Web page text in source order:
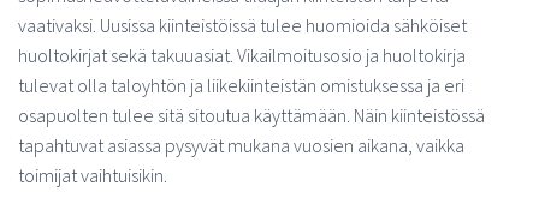
m
vaativaksi. Uusissa kiinteistöissä tulee huomioida sähköiset
huoltokirjat sekä takuuasiat. Vikailmoitusosio ja huoltokirja
tulevat olla taloyhtön ja liikekiinteistän omistuksessa ja eri
osapuolten tulee sitä sitoutua käyttämään. Näin kiinteistössä
tapahtuvat asiassa pysyvät mukana vuosien aikana, vaikka
toimijat vaihtuisikin.